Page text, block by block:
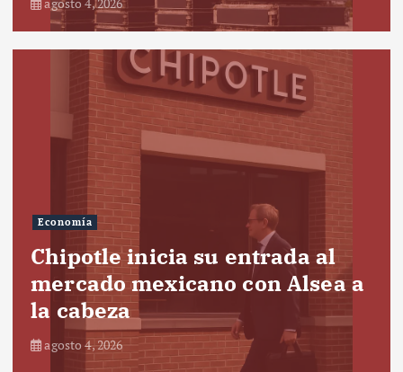
Economía
Chipotle inicia su entrada al
mercado mexicano con Alsea a
la cabeza
agosto 4, 2026